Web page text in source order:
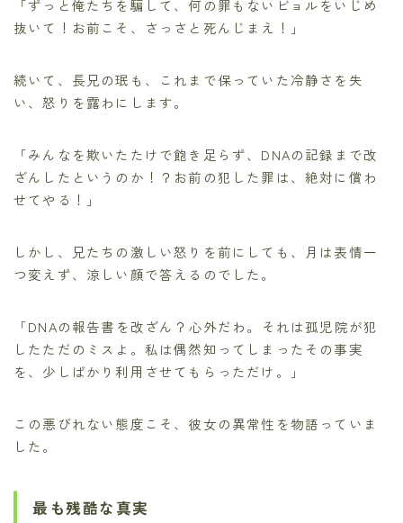
「ずっと俺たちを騙して、何の罪もないビョルをいじめ
抜いて！お前こそ、さっさと死んじまえ！」
続いて、長兄の珉も、これまで保っていた冷静さを失
い、怒りを露わにします。
「みんなを欺いたたけで飽き足らず、DNAの記録まで改
ざんしたというのか！？お前の犯した罪は、絶対に償わ
せてやる！」
しかし、兄たちの激しい怒りを前にしても、月は表情一
つ変えず、涼しい顔で答えるのでした。
「DNAの報告書を改ざん？心外だわ。それは孤児院が犯
したただのミスよ。私は偶然知ってしまったその事実
を、少しばかり利用させてもらっただけ。」
この悪びれない態度こそ、彼女の異常性を物語っていま
した。
最も残酷な真実